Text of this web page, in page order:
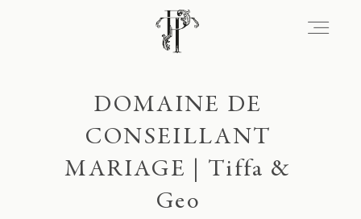
DOMAINE DE
CONSEILLANT
MARIAGE | Tiffa &
Geo
Signature
Portfolio